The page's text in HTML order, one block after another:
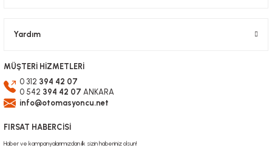
Yardım
MÜŞTERİ HİZMETLERİ
0 312 394 42 07
0 542 394 42 07 ANKARA
info@otomasyoncu.net
FIRSAT HABERCİSİ
Haber ve kampanyalarımızdan ilk sizin haberiniz olsun!